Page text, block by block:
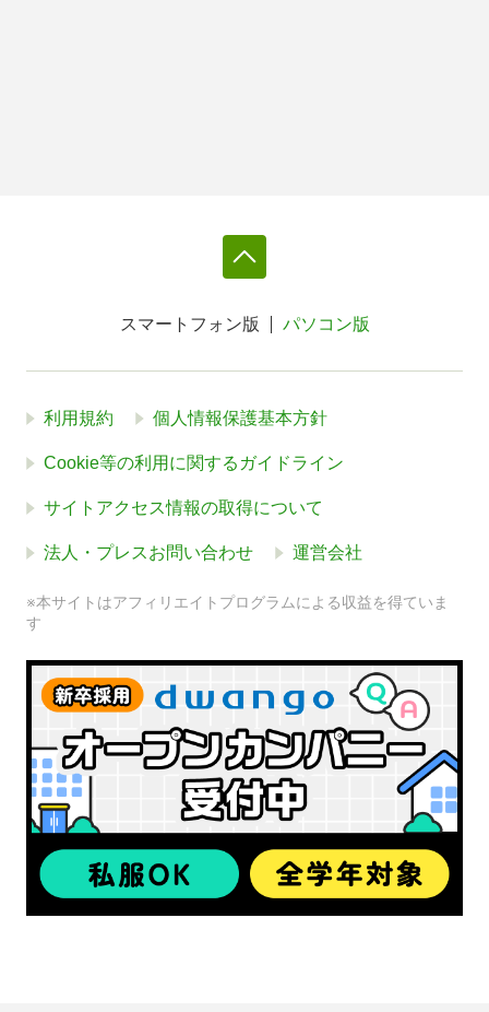
スマートフォン版 パソコン版
利用規約 個人情報保護基本方針
Cookie等の利用に関するガイドライン
サイトアクセス情報の取得について
法人・プレスお問い合わせ 運営会社
※本サイトはアフィリエイトプログラムによる収益を得ていま
す